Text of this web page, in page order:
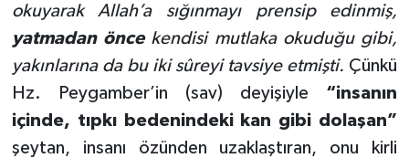
okuyarak Allah’a sığınmayı prensip edinmiş,
yatmadan öncekendisi mutlaka okuduğu gibi,
yakınlarına da bu iki sûreyi tavsiye etmişti. Çünkü
Hz. Peygamber’in (sav) deyişiyle “insanın
içinde, tıpkı bedenindeki kan gibi dolaşan”
şeytan, insanı özünden uzaklaştıran, onu kirli
Trabzon Müftülüğü
Tunceli Müftülüğü
Uşak Müftülüğü